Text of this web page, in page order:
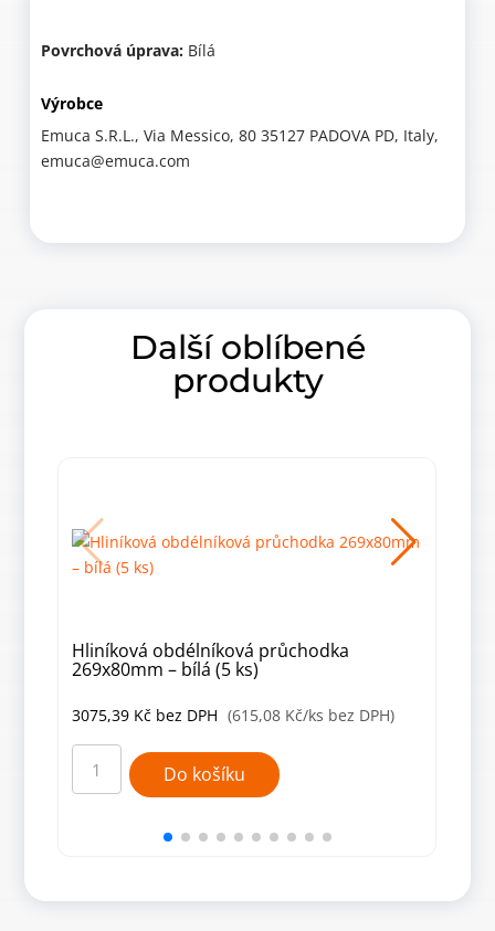
Povrchová úprava: Bílá
Výrobce
Emuca S.R.L., Via Messico, 80 35127 PADOVA PD, Italy,
emuca@emuca.com
Další oblíbené
produkty
Hliníková obdélníková průchodka
269x80mm – bílá (5 ks)
3075,39 Kč bez DPH (615,08 Kč/ks bez DPH)
Hliníková
obdélníková
průchodka
269x80mm
Do košíku